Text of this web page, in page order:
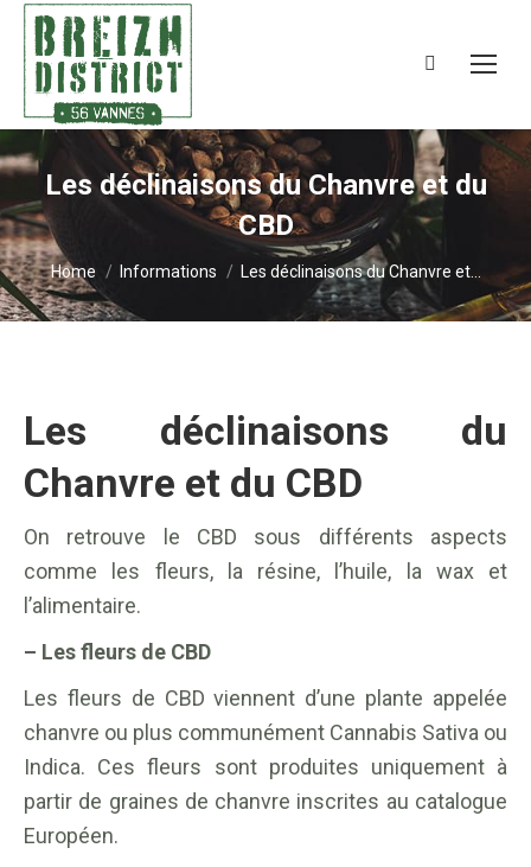
Search:
Les déclinaisons du Chanvre et du
CBD
You are here:
Home Informations Les déclinaisons du Chanvre et…
Les déclinaisons du
Chanvre et du CBD
On retrouve le CBD sous différents aspects
comme les fleurs, la résine, l’huile, la wax et
l’alimentaire.
– Les fleurs de CBD
Les fleurs de CBD viennent d’une plante appelée
chanvre ou plus communément Cannabis Sativa ou
Indica. Ces fleurs sont produites uniquement à
partir de graines de chanvre inscrites au catalogue
Européen.